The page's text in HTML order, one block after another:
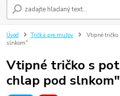
Úvod Tričká pre mužov
Vtipné tričko
slnkom"
Vtipné tričko s
chlap pod slnkom"